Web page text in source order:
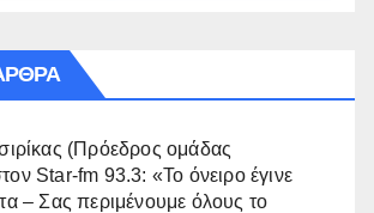
(Πρόεδρος ομάδας
Star-fm 93.3: «Το όνειρο έγινε
– Σας περιμένουμε όλους το